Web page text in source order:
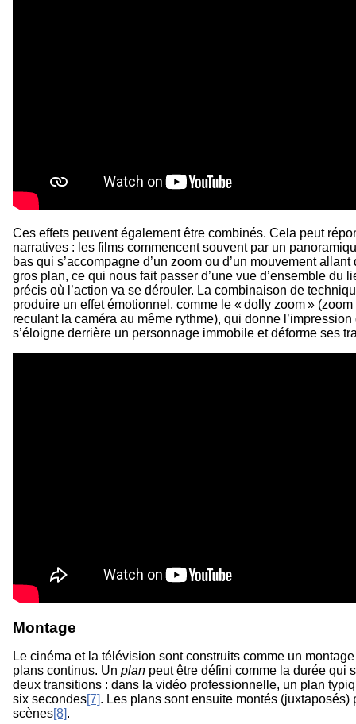
Ces effets peuvent également être combinés. Cela peut
narratives : les films commencent souvent par un
bas qui s’accompagne d’un zoom ou d’un mouvement
gros plan, ce qui nous fait passer d’une vue d’ensemble du
précis où l’action va se dérouler. La combinaison de
produire un effet émotionnel, comme le « dolly zoom »
reculant la caméra au même rythme), qui donne l’impression
s’éloigne derrière un personnage immobile et déforme ses
Montage
Le cinéma et la télévision sont construits comme un
plans continus. Un plan peut être défini comme la durée qui
deux transitions : dans la vidéo professionnelle, un plan
six secondes[7]. Les plans sont ensuite montés (juxtaposés)
scènes[8].